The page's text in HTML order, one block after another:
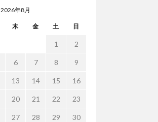
2026年8月
木 金 土 日
1 2
6 7 8 9
13 14 15 16
20 21 22 23
27 28 29 30